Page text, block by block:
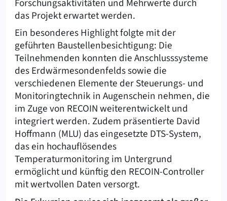
das Projekt erwartet werden.
Ein besonderes Highlight folgte mit der
geführten Baustellenbesichtigung: Die
Teilnehmenden konnten die Anschlusssysteme
des Erdwärmesondenfelds sowie die
verschiedenen Elemente der Steuerungs- und
Monitoringtechnik in Augenschein nehmen, die
im Zuge von RECOIN weiterentwickelt und
integriert werden. Zudem präsentierte David
Hoffmann (MLU) das eingesetzte DTS-System,
das ein hochauflösendes
Temperaturmonitoring im Untergrund
ermöglicht und künftig den RECOIN-Controller
mit wertvollen Daten versorgt.